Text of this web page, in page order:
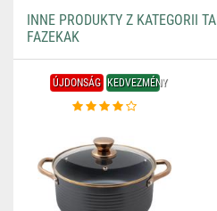
INNE PRODUKTY Z KATEGORII
FAZEKAK
ÚJDONSÁG KEDVEZMÉNY